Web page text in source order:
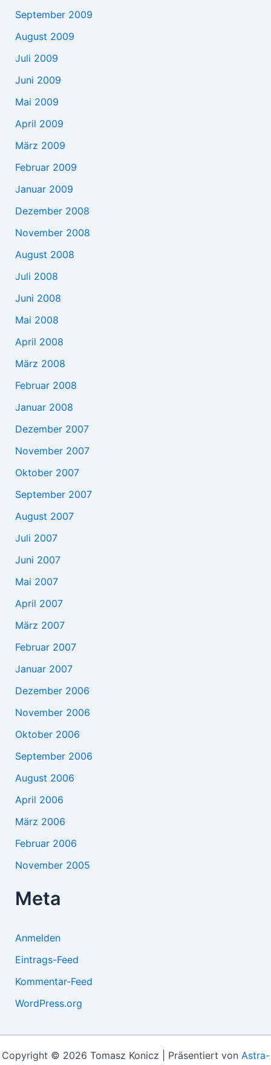
September 2009
August 2009
Juli 2009
Juni 2009
Mai 2009
April 2009
März 2009
Februar 2009
Januar 2009
Dezember 2008
November 2008
August 2008
Juli 2008
Juni 2008
Mai 2008
April 2008
März 2008
Februar 2008
Januar 2008
Dezember 2007
November 2007
Oktober 2007
September 2007
August 2007
Juli 2007
Juni 2007
Mai 2007
April 2007
März 2007
Februar 2007
Januar 2007
Dezember 2006
November 2006
Oktober 2006
September 2006
August 2006
April 2006
März 2006
Februar 2006
November 2005
Meta
Anmelden
Eintrags-Feed
Kommentar-Feed
WordPress.org
Copyright © 2026 Tomasz Konicz | Präsentiert von Astra-